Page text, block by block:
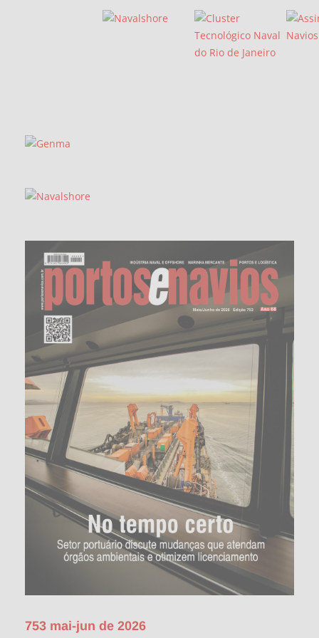
753 mai-jun de 2026